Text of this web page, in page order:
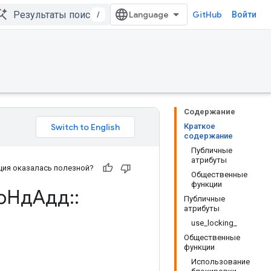
/ GitHub Войти
Содержание
Краткое
содержание
Публичные
атрибуты
Общественные
функции
Публичные
атрибуты
use_locking_
Общественные
функции
Использование
оказалась полезной?
::